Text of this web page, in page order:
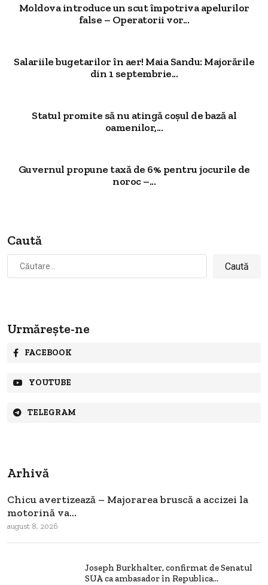
Moldova introduce un scut împotriva apelurilor
false – Operatorii vor...
Salariile bugetarilor în aer! Maia Sandu: Majorările
din 1 septembrie...
Statul promite să nu atingă coșul de bază al
oamenilor,...
Guvernul propune taxă de 6% pentru jocurile de
noroc –...
Caută
Caută
după:
Urmărește-ne
FACEBOOK
YOUTUBE
TELEGRAM
Arhivă
Chicu avertizează – Majorarea bruscă a accizei la
motorină va...
august 8, 2026
Joseph Burkhalter, confirmat de Senatul
SUA ca ambasador în Republica...